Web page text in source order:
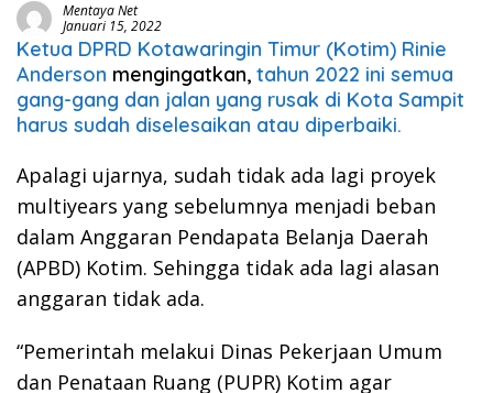
Mentaya Net
Januari 15, 2022
Ketua DPRD Kotawaringin Timur (Kotim) Rinie
Anderson mengingatkan, tahun 2022 ini semua
gang-gang dan jalan yang rusak di Kota Sampit
harus sudah diselesaikan atau diperbaiki.
Apalagi ujarnya, sudah tidak ada lagi proyek
multiyears yang sebelumnya menjadi beban
dalam Anggaran Pendapata Belanja Daerah
(APBD) Kotim. Sehingga tidak ada lagi alasan
anggaran tidak ada.
“Pemerintah melakui Dinas Pekerjaan Umum
dan Penataan Ruang (PUPR) Kotim agar